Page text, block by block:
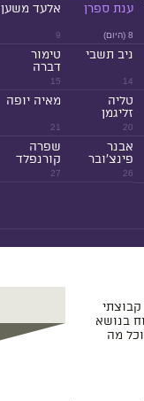
8 (היום)
ענת ספרן
9
אלעד משען
14
ניב תשבי
15
טימור
דברה
20
טליה
זליגמן
21
מאיה יופה
26
אבנר
פינצ'ובר
27
שפרה
קורנפלד
קבוצתי
בנושא
מה